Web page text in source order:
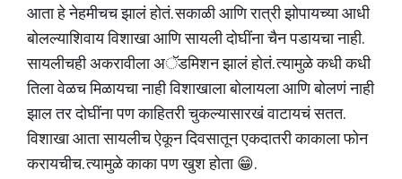
आता हे नेहमीचच झालं होतं. सकाळी आणि रात्री झोपायच्या आधी
बोलल्याशिवाय विशाखा आणि सायली दोघींना चैन पडायचा नाही.
सायलीचही अकरावीला अॅडमिशन झालं होतं. त्यामुळे कधी कधी
तिला वेळच मिळायचा नाही विशाखाला बोलायला आणि बोलणं नाही
झाल तर दोघींना पण काहितरी चुकल्यासारखं वाटायचं सतत.
विशाखा आता सायलीच ऐकून दिवसातून एकदातरी काकाला फोन
करायचीच. त्यामुळे काका पण खुश होता 😁.